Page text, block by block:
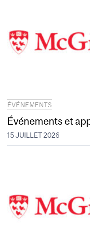
ÉVÉNEMENTS
Événements et
15 JUILLET 2026